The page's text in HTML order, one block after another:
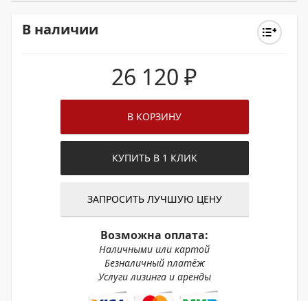
В наличии
26 120 ₽
В КОРЗИНУ
КУПИТЬ В 1 КЛИК
ЗАПРОСИТЬ ЛУЧШУЮ ЦЕНУ
Возможна оплата:
Наличными или картой
Безналичный платёж
Услуги лизинга и аренды